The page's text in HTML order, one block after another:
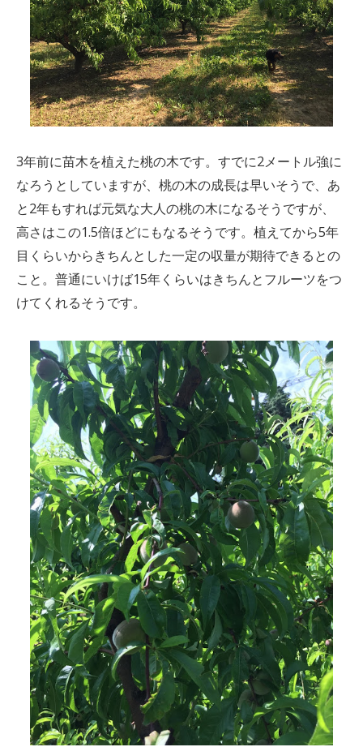
3年前に苗木を植えた桃の木です。すでに2メートル強に
なろうとしていますが、桃の木の成長は早いそうで、あ
と2年もすれば元気な大人の桃の木になるそうですが、
高さはこの1.5倍ほどにもなるそうです。植えてから5年
目くらいからきちんとした一定の収量が期待できるとの
こと。普通にいけば15年くらいはきちんとフルーツをつ
けてくれるそうです。